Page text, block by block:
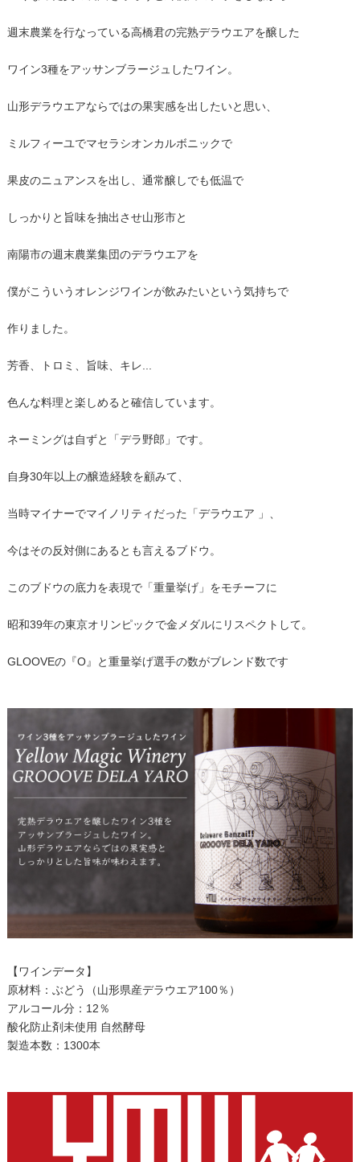
週末農業を行なっている高橋君の完熟デラウエアを醸した
ワイン3種をアッサンブラージュしたワイン。
山形デラウエアならではの果実感を出したいと思い、
ミルフィーユでマセラシオンカルボニックで
果皮のニュアンスを出し、通常醸しでも低温で
しっかりと旨味を抽出させ山形市と
南陽市の週末農業集団のデラウエアを
僕がこういうオレンジワインが飲みたいという気持ちで
作りました。
芳香、トロミ、旨味、キレ...
色んな料理と楽しめると確信しています。
ネーミングは自ずと「デラ野郎」です。
自身30年以上の醸造経験を顧みて、
当時マイナーでマイノリティだった「デラウエア 」、
今はその反対側にあるとも言えるブドウ。
このブドウの底力を表現で「重量挙げ」をモチーフに
昭和39年の東京オリンピックで金メダルにリスペクトして。
GLOOVEの『O』と重量挙げ選手の数がブレンド数です
【ワインデータ】
原材料：ぶどう（山形県産デラウエア100％）
アルコール分：12％
酸化防止剤未使用 自然酵母
製造本数：1300本